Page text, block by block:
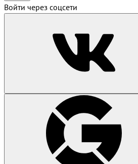
Войти через соцсети